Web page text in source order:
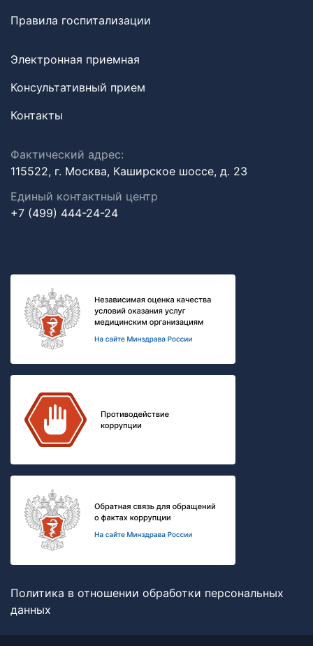
Правила госпитализации
Электронная приемная
Консультативный прием
Контакты
Фактический адрес:
115522, г. Москва, Каширское шоссе, д. 23
Единый контактный центр
+7 (499) 444-24-24
Политика в отношении обработки персональных
данных